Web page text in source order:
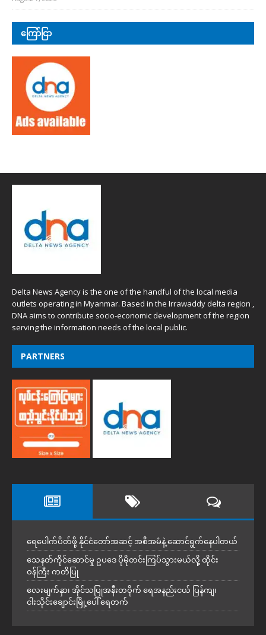
ကြော်ငြာ
Delta News Agency is the one of the handful of the local media
outlets operating in Myanmar. Based in the Irrawaddy delta region ,
DNA aims to contribute socio-economic development of the region
serving the information needs of the local public.
PARTNERS
ရေပေါက်ပိတ်ဖို့ နိုင်ငံတော်အဆင့် အစီအမံနဲ့ ဆောင်ရွက်နေပါတယ်
သေနတ်ကိုင်ဆောင်မှု ဥပဒေ ပိုမိုတင်းကြပ်သွားမယ်လို့ ထိုင်း
ဝန်ကြီး ကတိပြု
လေးမျက်နှာ၊ အိုင်သပြုအနီးတဝိုက် ရေအနည်းငယ် ပြန်ကျ၊
ငါးသိုင်းချောင်းမြို့ပေါ် ရေတက်